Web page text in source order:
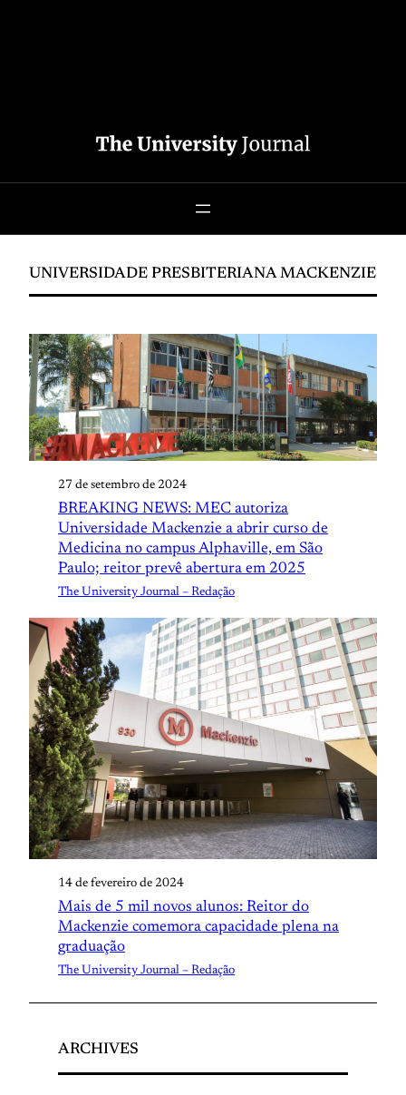
UNIVERSIDADE PRESBITERIANA MACKENZIE
27 de setembro de 2024
BREAKING NEWS: MEC autoriza
Universidade Mackenzie a abrir curso de
Medicina no campus Alphaville, em São
Paulo; reitor prevê abertura em 2025
The University Journal – Redação
14 de fevereiro de 2024
Mais de 5 mil novos alunos: Reitor do
Mackenzie comemora capacidade plena na
graduação
The University Journal – Redação
ARCHIVES